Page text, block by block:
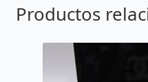
Productos